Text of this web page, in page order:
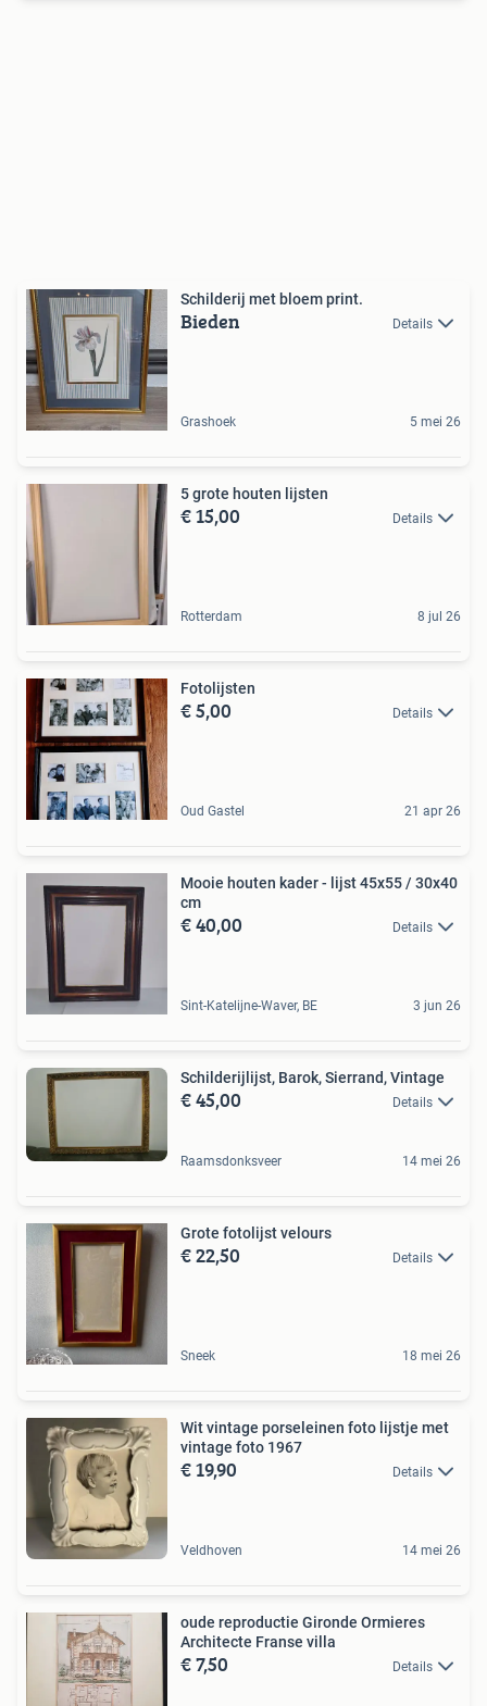
Schilderij met bloem print.
Bieden Details
Grashoek 5 mei 26
5 grote houten lijsten
€ 15,00 Details
Rotterdam 8 jul 26
Fotolijsten
€ 5,00 Details
Oud Gastel 21 apr 26
Mooie houten kader - lijst 45x55 / 30x40
cm
€ 40,00 Details
Sint-Katelijne-Waver, BE 3 jun 26
Schilderijlijst, Barok, Sierrand, Vintage
€ 45,00 Details
Raamsdonksveer 14 mei 26
Grote fotolijst velours
€ 22,50 Details
Sneek 18 mei 26
Wit vintage porseleinen foto lijstje met
vintage foto 1967
€ 19,90 Details
Veldhoven 14 mei 26
oude reproductie Gironde Ormieres
Architecte Franse villa
€ 7,50 Details